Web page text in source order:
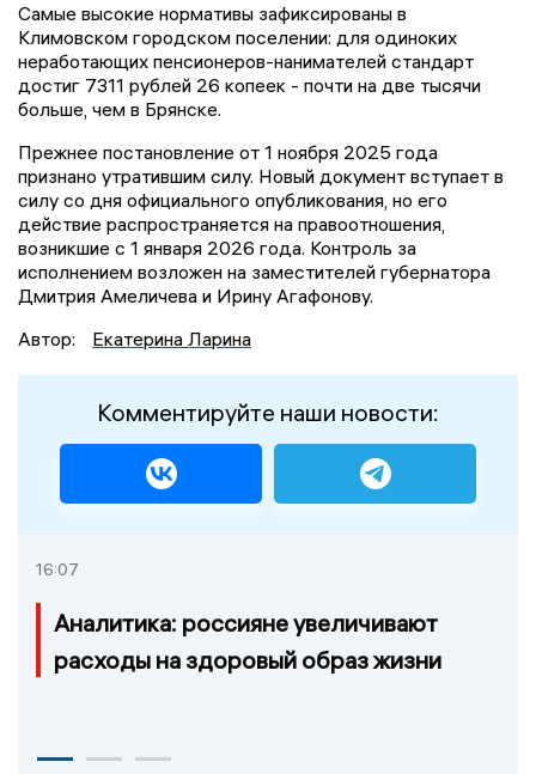
Самые высокие нормативы зафиксированы в
Климовском городском поселении: для одиноких
неработающих пенсионеров-нанимателей стандарт
достиг 7311 рублей 26 копеек - почти на две тысячи
больше, чем в Брянске.
Прежнее постановление от 1 ноября 2025 года
признано утратившим силу. Новый документ вступает в
силу со дня официального опубликования, но его
действие распространяется на правоотношения,
возникшие с 1 января 2026 года. Контроль за
исполнением возложен на заместителей губернатора
Дмитрия Амеличева и Ирину Агафонову.
Автор:
Екатерина Ларина
Комментируйте наши новости:
16:07
Аналитика: россияне увеличивают
расходы на здоровый образ жизни